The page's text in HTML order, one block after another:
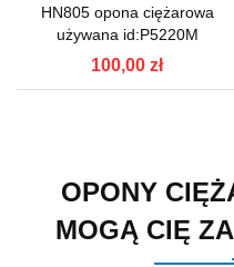
HN805 opona ciężarowa
używana id:P5220M
100,00 zł
OPONY
MOGĄ CIĘ